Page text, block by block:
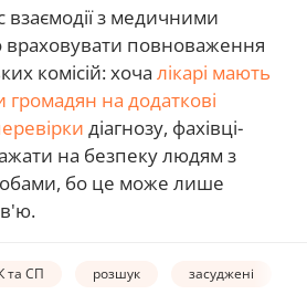
взаємодії з медичними
враховувати повноваження
комісій: хоча лікарі мають
на додаткові
діагнозу, фахівці-
на безпеку людям з
бо це може лише
та СП розшук засуджені